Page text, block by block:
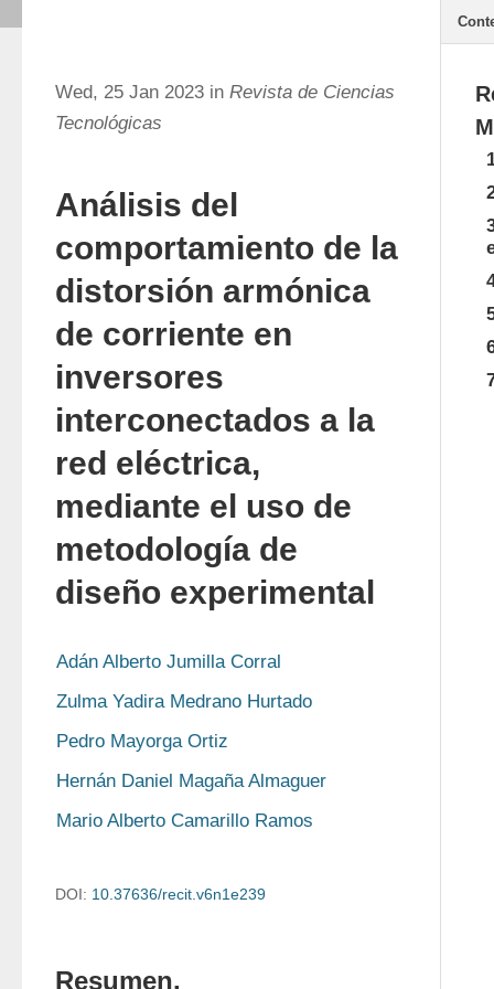
Wed, 25 Jan 2023 in Revista de Ciencias
Tecnológicas
Análisis del
comportamiento de la
distorsión armónica
de corriente en
inversores
interconectados a la
red eléctrica,
mediante el uso de
metodología de
diseño experimental
Adán Alberto Jumilla Corral
Zulma Yadira Medrano Hurtado
Pedro Mayorga Ortiz
Hernán Daniel Magaña Almaguer
Mario Alberto Camarillo Ramos
DOI: 10.37636/recit.v6n1e239
Resumen.